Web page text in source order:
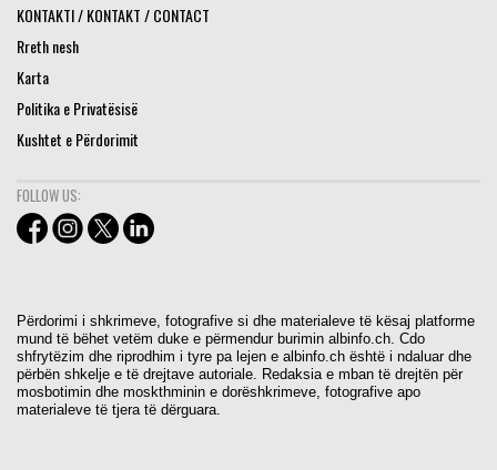
KONTAKTI / KONTAKT / CONTACT
Rreth nesh
Karta
Politika e Privatësisë
Kushtet e Përdorimit
FOLLOW US:
Përdorimi i shkrimeve, fotografive si dhe materialeve të kësaj platforme
mund të bëhet vetëm duke e përmendur burimin albinfo.ch. Cdo
shfrytëzim dhe riprodhim i tyre pa lejen e albinfo.ch është i ndaluar dhe
përbën shkelje e të drejtave autoriale. Redaksia e mban të drejtën për
mosbotimin dhe moskthminin e dorëshkrimeve, fotografive apo
materialeve të tjera të dërguara.